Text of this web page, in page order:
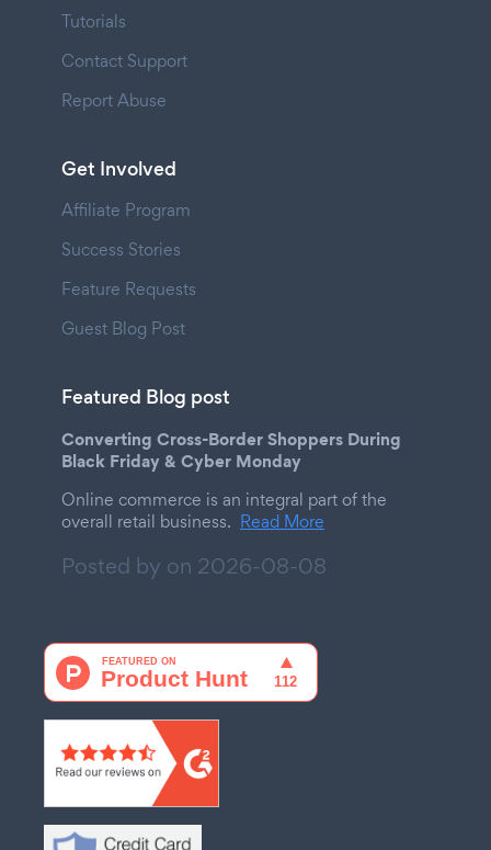
Tutorials
Contact Support
Report Abuse
Get Involved
Affiliate Program
Success Stories
Feature Requests
Guest Blog Post
Featured Blog post
Converting Cross-Border Shoppers During
Black Friday & Cyber Monday
Online commerce is an integral part of the
overall retail business. Read More
Posted by on 2026-08-08